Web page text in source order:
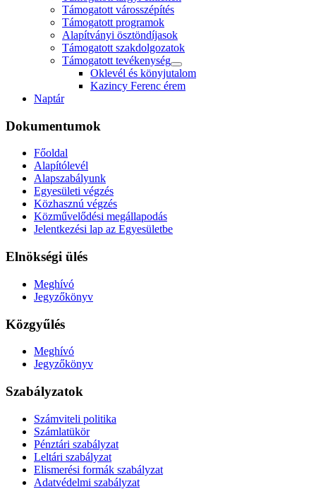
Támogatott városszépítés
Támogatott programok
Alapítványi ösztöndíjasok
Támogatott szakdolgozatok
Támogatott tevékenység
Oklevél és könyjutalom
Kazincy Ferenc érem
Naptár
Dokumentumok
Főoldal
Alapítólevél
Alapszabályunk
Egyesületi végzés
Közhasznú végzés
Közművelődési megállapodás
Jelentkezési lap az Egyesületbe
Elnökségi ülés
Meghívó
Jegyzőkönyv
Közgyűlés
Meghívó
Jegyzőkönyv
Szabályzatok
Számviteli politika
Számlatükör
Pénztári szabályzat
Leltári szabályzat
Elismerési formák szabályzat
Adatvédelmi szabályzat